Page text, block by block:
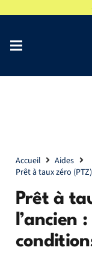
Accueil
Aides
Prêt à taux zéro
Prêt à
l’ancien